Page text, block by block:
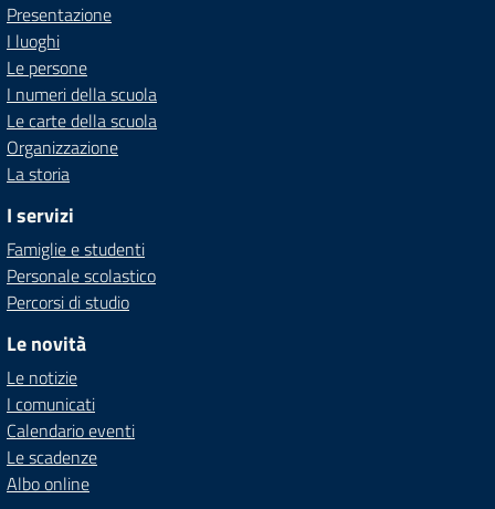
Presentazione
I luoghi
Le persone
I numeri della scuola
Le carte della scuola
Organizzazione
La storia
I servizi
Famiglie e studenti
Personale scolastico
Percorsi di studio
Le novità
Le notizie
I comunicati
Calendario eventi
Le scadenze
Albo online